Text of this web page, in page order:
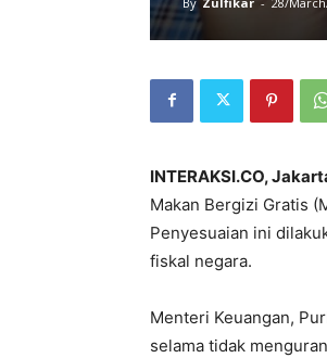
INTERAKSI.CO,
Makan Bergizi Gratis
Penyesuaian ini
fiskal negara.
Menteri Keuangan,
selama tidak